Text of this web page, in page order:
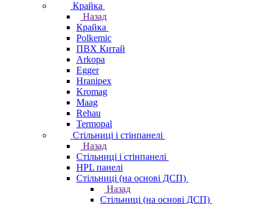
Крайка
Назад
Крайка
Polkemic
ПВХ Китай
Arkopa
Egger
Hranipex
Kromag
Maag
Rehau
Termopal
Стільниці і стінпанелі
Назад
Стільниці і стінпанелі
HPL панелі
Стільниці (на основі ДСП)
Назад
Стільниці (на основі ДСП)